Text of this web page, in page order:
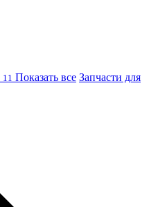
11 Показать все Запчасти для